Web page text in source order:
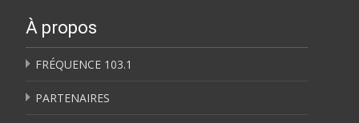
À propos
FRÉQUENCE 103.1
PARTENAIRES